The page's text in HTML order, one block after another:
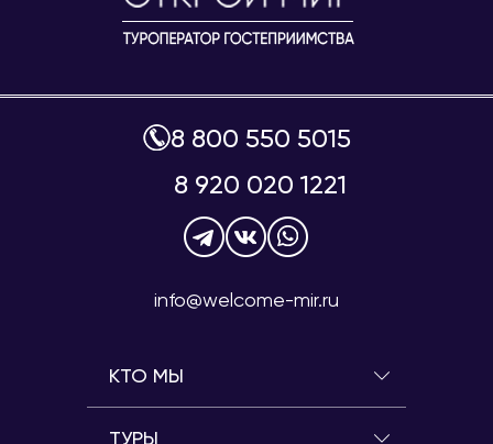
8 800 550 5015
8 920 020 1221
info@welcome-mir.ru
КТО МЫ
ТУРЫ